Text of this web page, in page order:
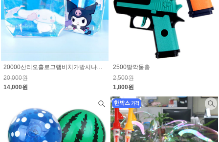
20000산리오홀로그램비치가방시나모롤,쿠로미 中 선택
20,000원
14,000원
2500딸깍물총
2,500원
1,800원